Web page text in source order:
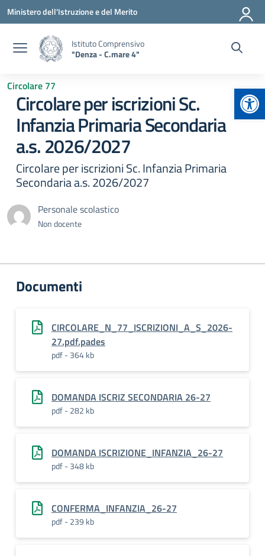
Vai ai contenuti
Vai al menu di navigazione
Vai al footer
Ministero dell'Istruzione e del Merito
Istituto Comprensivo
"Denza - C.mare 4"
Circolare 77
Circolare per iscrizioni Sc.
Infanzia Primaria Secondaria
a.s. 2026/2027
Circolare per iscrizioni Sc. Infanzia Primaria
Secondaria a.s. 2026/2027
Personale scolastico
Non docente
Documenti
CIRCOLARE_N_77_ISCRIZIONI_A_S_2026-
27.pdf.pades
pdf - 364 kb
DOMANDA ISCRIZ SECONDARIA 26-27
pdf - 282 kb
DOMANDA ISCRIZIONE_INFANZIA_26-27
pdf - 348 kb
CONFERMA_INFANZIA_26-27
pdf - 239 kb